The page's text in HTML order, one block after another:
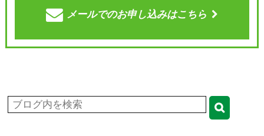
メールでのお申し込みはこちら